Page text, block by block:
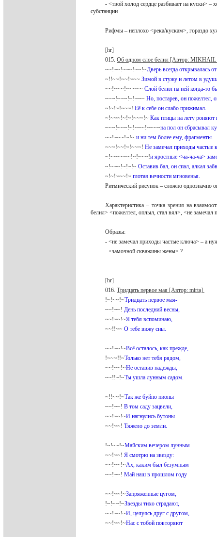
- <твой холод сердце разбивает на куски>
субстанции
Рифмы – неплохо <река/кускам>, гораздо
[hr]
015. Об одном слое белил [Автор:
~~!~~!~~~!~~!~Дверь всегда открывалась
~!!~~!~~!~~~ Зимой в стужу и летом в
~~!~~~!~~~~~ Слой белил на ней когда-то
~~~!~~~!~!~~~ Но, постарев, он пожелтел,
~!~!~!~~~! Её к себе он слабо прижимал.
~!~~~!~!~!~~~!~ Как птицы на лету роняют
~~~!~~~!~!~~~!~~~~на пол он сбрасывал
~~!~~~!~!~ и ни тем более ему, фрагменты.
~~~!~~!~!~~~! Не замечал приходы частые
~!~~~~~~!~!~~~!и яростные <ча-ча-ча>
~!~~~!~!~!~ Оставив бал, он спал, алкал
~!~!~~~!~ глотая вечности мгновенья.
Ритмический рисунок – сложно
Характеристика – точка зрения на
белил> <пожелтел, оплыл, стал вял>, <не
Образы:
- <не замечал приходы частые ключа> – а
- <замочной скважины жены> ?
[hr]
016. Тридцать первое мая [Автор: mirta]
!~!~~!~Тридцать первое мая-
~~!~~! День последний весны,
~~!~~!~Я тебя вспоминаю,
~~!!~~ О тебе вижу сны.
~~!~~!~Всё осталось, как прежде,
!~~~!!~Только нет тебя рядом,
~~!~~!~Не оставив надежды,
~~!!~!~Ты ушла лунным садом.
~!!~~!~Так же буйно пионы
~~!~~! В том саду зацвели,
~~!~~!~И нагнулись бутоны
~~!~~! Тяжело до земли.
!~!~~!~Майским вечером лунным
~~!~~! Я смотрю на звезду:
~~!~~!~Ах, каким был безумным
~~!~~! Май наш в прошлом году
~~!~~!~Запряженные цугом,
!~!~~!~Звезды тихо страдают,
~~!~~!~И, целуясь друг с другом,
~~!~~!~Нас с тобой повторяют